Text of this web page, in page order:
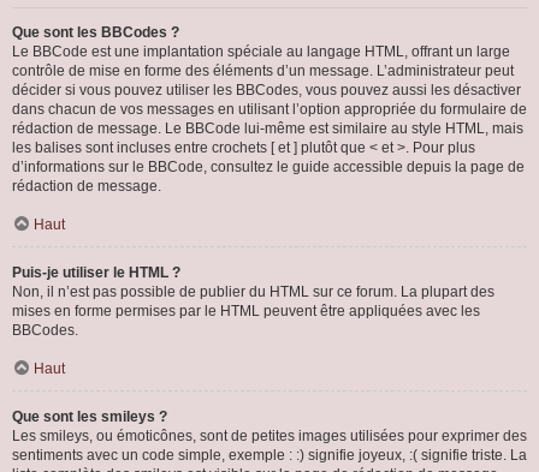
Que sont les BBCodes ?
Le BBCode est une implantation spéciale au langage HTML, offrant un large
contrôle de mise en forme des éléments d’un message. L’administrateur peut
décider si vous pouvez utiliser les BBCodes, vous pouvez aussi les désactiver
dans chacun de vos messages en utilisant l’option appropriée du formulaire de
rédaction de message. Le BBCode lui-même est similaire au style HTML, mais
les balises sont incluses entre crochets [ et ] plutôt que < et >. Pour plus
d’informations sur le BBCode, consultez le guide accessible depuis la page de
rédaction de message.
Haut
Puis-je utiliser le HTML ?
Non, il n’est pas possible de publier du HTML sur ce forum. La plupart des
mises en forme permises par le HTML peuvent être appliquées avec les
BBCodes.
Haut
Que sont les smileys ?
Les smileys, ou émoticônes, sont de petites images utilisées pour exprimer des
sentiments avec un code simple, exemple : :) signifie joyeux, :( signifie triste. La